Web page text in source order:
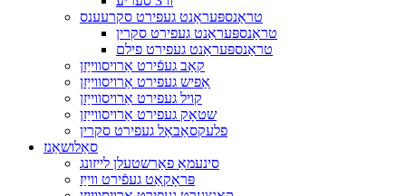
טראַנספּעראַנט געפירט סקרעענס
טראַנספּעראַנט געפירט סקרין
טראַנספּעראַנט געפירט פילם
קאַב געפֿירט אַרויסווייַזן
אַפיש געפירט אַרויסווייַזן
קויל געפירט אַרויסווייַזן
שטאָק געפירט אַרויסווייַזן
פלעקסאַבאַל געפירט סקרין
סאַלושאַנז
סינעמאַ פאַרשטעלן לייזונג
פּראָקאַט געפֿירט ווייַז